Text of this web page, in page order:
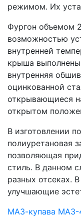
режимом. Их
Фургон объемом
возможностью
внутренней
крыша
внутренняя
оцинкованной
открывающиеся
открытом
В изготовлении
полиуретановая
позволяющая
стиль. В данном
разных отсеках.
улучшающие
МАЗ-купава МАЗ-